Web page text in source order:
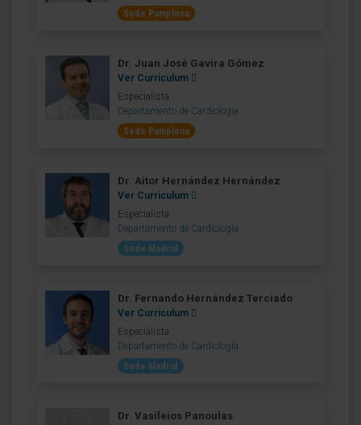
Sede Pamplona
Dr. Juan José Gavira Gómez
Ver Curriculum
Especialista
Departamento de Cardiología
Sede Pamplona
Dr. Aitor Hernández Hernández
Ver Curriculum
Especialista
Departamento de Cardiología
Sede Madrid
Dr. Fernando Hernández Terciado
Ver Curriculum
Especialista
Departamento de Cardiología
Sede Madrid
Dr. Vasileios Panoulas